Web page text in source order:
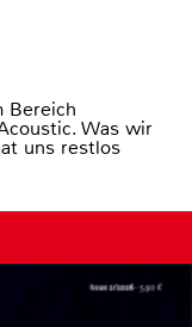
Bereich
Was wir
uns restlos